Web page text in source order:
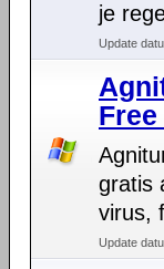
je
Update
Free
gratis
virus,
Update